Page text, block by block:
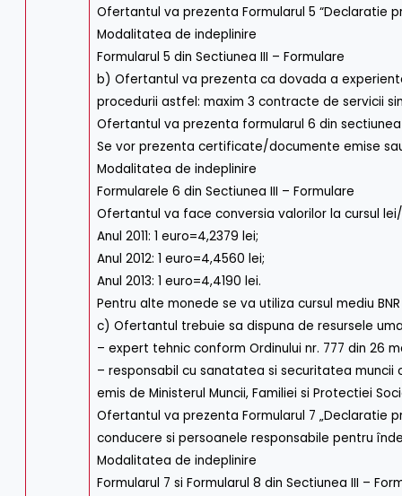
Ofertantul va prezenta Formularul 5 “Declaratie
Modalitatea de indeplinire
Formularul 5 din Sectiunea III – Formulare
b) Ofertantul va prezenta ca dovada a
procedurii astfel: maxim 3 contracte de servicii
Ofertantul va prezenta formularul 6 din
Se vor prezenta certificate/documente emise
Modalitatea de indeplinire
Formularele 6 din Sectiunea III – Formulare
Ofertantul va face conversia valorilor la cursul
Anul 2011: 1 euro=4,2379 lei;
Anul 2012: 1 euro=4,4560 lei;
Anul 2013: 1 euro=4,4190 lei.
Pentru alte monede se va utiliza cursul mediu
c) Ofertantul trebuie sa dispuna de resursele
– expert tehnic conform Ordinului nr. 777 din
– responsabil cu sanatatea si securitatea
emis de Ministerul Muncii, Familiei si Protectiei
Ofertantul va prezenta Formularul 7 „Declaratie
conducere si persoanele responsabile pentru
Modalitatea de indeplinire
Formularul 7 si Formularul 8 din Sectiunea III –